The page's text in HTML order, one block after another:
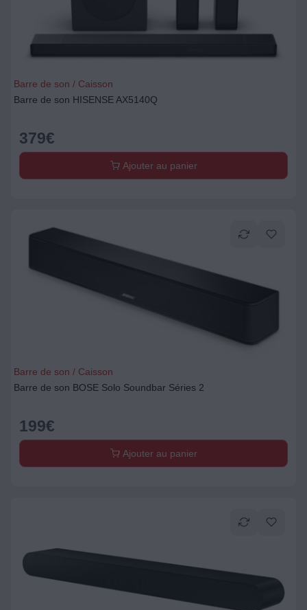
Barre de son / Caisson
Barre de son HISENSE AX5140Q
379€
Ajouter au panier
Barre de son / Caisson
Barre de son BOSE Solo Soundbar Séries 2
199€
Ajouter au panier